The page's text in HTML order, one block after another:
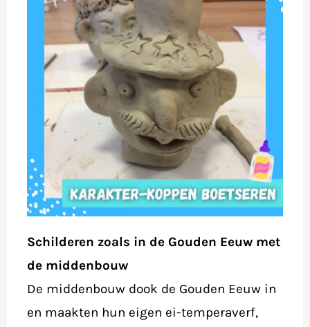
Schilderen zoals in de Gouden Eeuw met
de middenbouw
De middenbouw dook de Gouden Eeuw in
en maakten hun eigen ei-temperaverf,